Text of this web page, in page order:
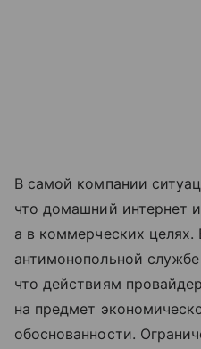
В самой компании
что домашний интернет
а в коммерческих
антимонопольной
что действиям
на предмет
обоснованности.